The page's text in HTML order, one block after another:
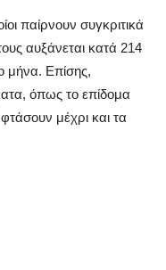
παίρνουν συγκριτικά
αυξάνεται κατά 214
μήνα. Επίσης,
όπως το επίδομα
μέχρι και τα